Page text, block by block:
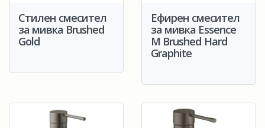
Стилен смесител
за мивка Brushed
Gold
Ефирен смесител
за мивка Essence
M Brushed Hard
Graphite